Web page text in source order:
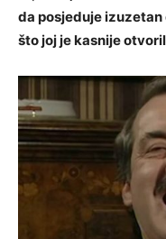
da posjeduje
što joj je kasnije